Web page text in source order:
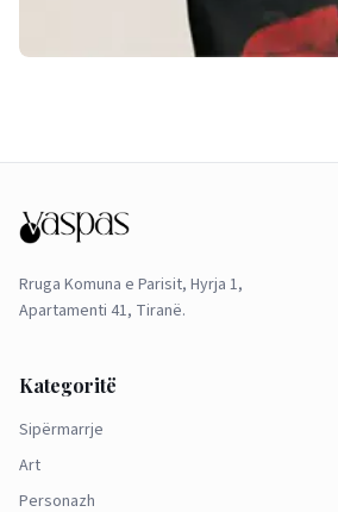
Rruga Komuna e Parisit, Hyrja 1,
Apartamenti 41, Tiranë.
Kategoritë
Sipërmarrje
Art
Personazh